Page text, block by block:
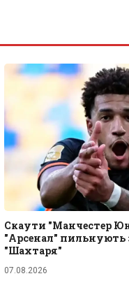
Скаути "Манчестер
"Арсенал" пильнують
"Шахтаря"
07.08.2026